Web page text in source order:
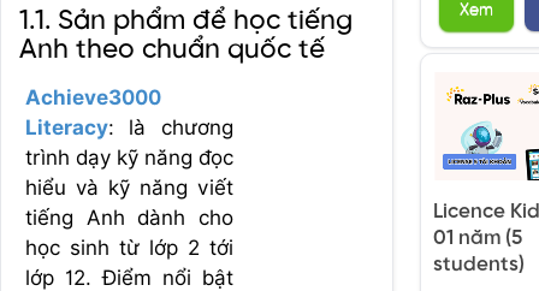
1.1. Sản phẩm để học tiếng
Anh theo chuẩn quốc tế
Achieve3000
Literacy:
là chương
trình dạy kỹ năng đọc
hiểu và kỹ năng viết
tiếng Anh dành cho
học sinh từ lớp 2 tới
lớp 12. Điểm nổi bật
Xem
Licence
01 năm (5
students)